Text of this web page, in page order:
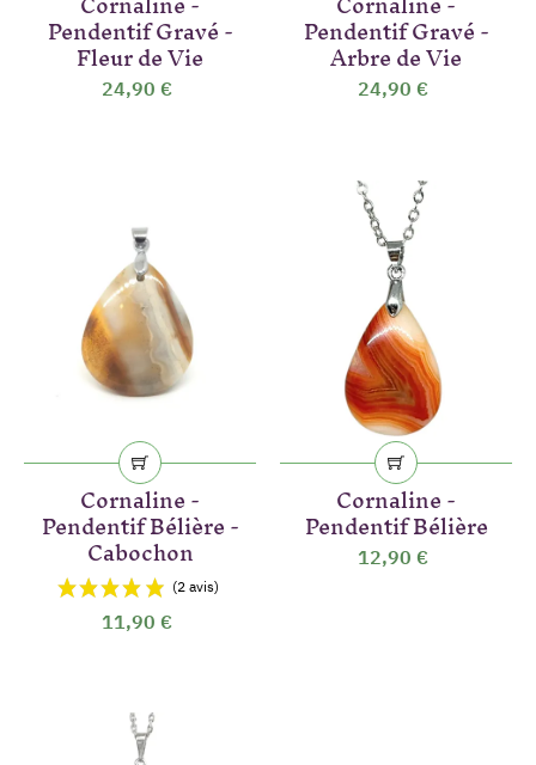
(2 avis)
Pendentif Gravé -
Fleur de Vie
24,90 €
Pendentif Gravé -
Arbre de Vie
24,90 €
Cornaline -
Pendentif Bélière -
Cabochon
11,90 €
Cornaline -
Pendentif Bélière
12,90 €